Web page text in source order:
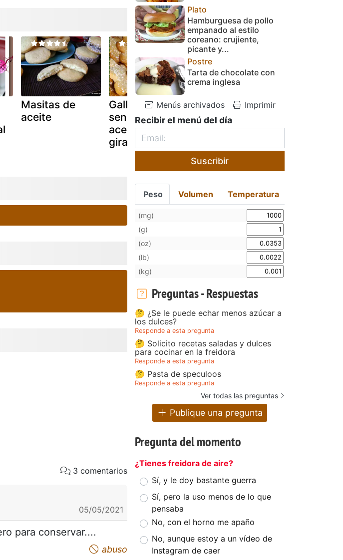
Masitas de
aceite
Galletas
sencillas con
aceite de
girasol
Pan de aceite
de dalias
albahaca
3 comentarios
05/05/2021
para conservar....
abuso
Plato
Hamburguesa de pollo
empanado al estilo
coreano: crujiente,
picante y...
Postre
Tarta de chocolate con
crema inglesa
Menús archivados Imprimir
Recibir el menú del día
Suscribir
Peso Volumen Temperatura
(mg)
(g)
(oz)
(lb)
(kg)
Preguntas - Respuestas
🤔 ¿Se le puede echar menos azúcar a
los dulces?
Responde a esta pregunta
🤔 Solicito recetas saladas y dulces
para cocinar en la freidora
Responde a esta pregunta
🤔 Pasta de speculoos
Responde a esta pregunta
Ver todas las preguntas
Publique una pregunta
Pregunta del momento
¿Tienes freidora de aire?
Sí, y le doy bastante guerra
Sí, pero la uso menos de lo que
pensaba
No, con el horno me apaño
No, aunque estoy a un vídeo de
Instagram de caer